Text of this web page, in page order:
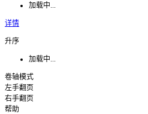
加载中...
详情
升序
加载中...
卷轴模式
左手翻页
右手翻页
帮助